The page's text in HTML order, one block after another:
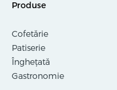
Produse
Cofetărie
Patiserie
Înghețată
Gastronomie